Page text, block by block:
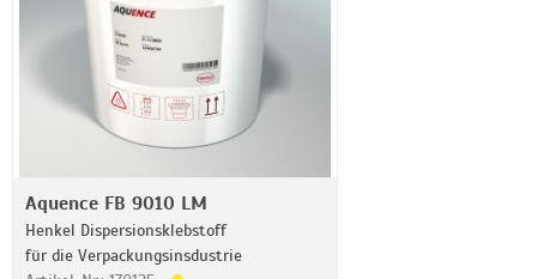
Aquence FB 9010 LM
Henkel Dispersionsklebstoff
für die Verpackungsinsdustrie